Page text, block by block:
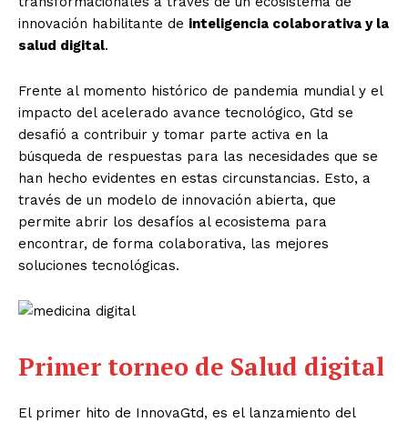
innovación habilitante de inteligencia colaborativa y la
salud digital.
Frente al momento histórico de pandemia mundial y el
impacto del acelerado avance tecnológico, Gtd se
desafió a contribuir y tomar parte activa en la
búsqueda de respuestas para las necesidades que se
han hecho evidentes en estas circunstancias. Esto, a
través de un modelo de innovación abierta, que
permite abrir los desafíos al ecosistema para
encontrar, de forma colaborativa, las mejores
soluciones tecnológicas.
Primer torneo de Salud digital
El primer hito de InnovaGtd, es el lanzamiento del